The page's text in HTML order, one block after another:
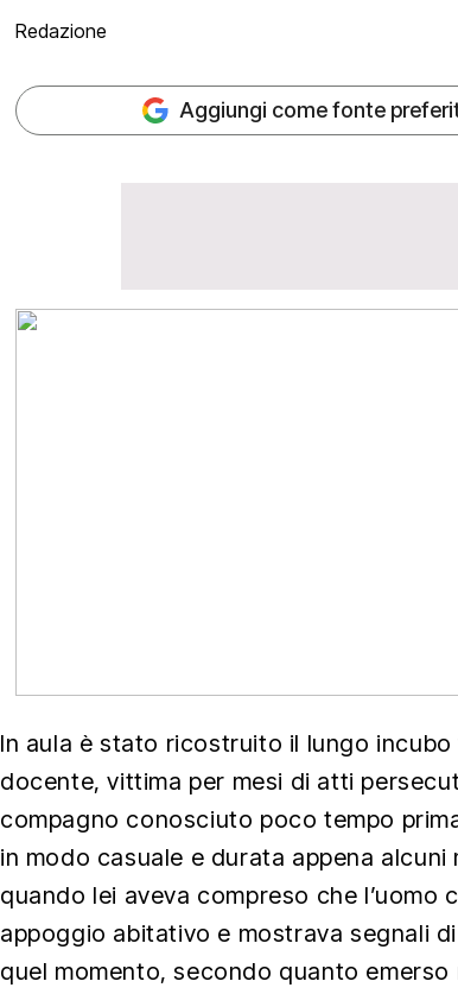
Redazione
Aggiungi come fonte
In aula è stato ricostruito il lungo incubo
docente, vittima per mesi di atti
compagno conosciuto poco tempo
in modo casuale e durata appena
quando lei aveva compreso che l’uomo
appoggio abitativo e mostrava segnali
quel momento, secondo quanto